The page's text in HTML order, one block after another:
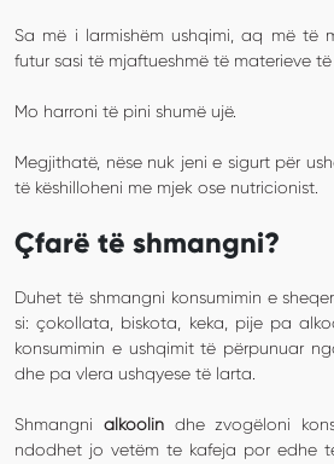
Sa më i larmishëm ushqimi, aq më të
futur sasi të mjaftueshmë të materieve të
Mo harroni të pini shumë ujë.
Megjithatë, nëse nuk jeni e sigurt për
të këshilloheni me mjek ose nutricionist.
Çfarë të shmangni?
Duhet të shmangni konsumimin e
si: çokollata, biskota, keka, pije pa
konsumimin e ushqimit të përpunuar
dhe pa vlera ushqyese të larta.
Shmangni alkoolindhe zvogëloni
ndodhet jo vetëm te kafeja por edhe